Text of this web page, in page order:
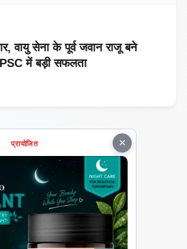
वायु सेना के पूर्व जवान राजू बने
में बड़ी सफलता
×
प्रायोजित